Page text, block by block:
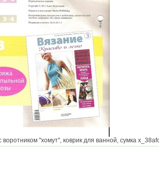
"хомут", коврик для ванной, сумка